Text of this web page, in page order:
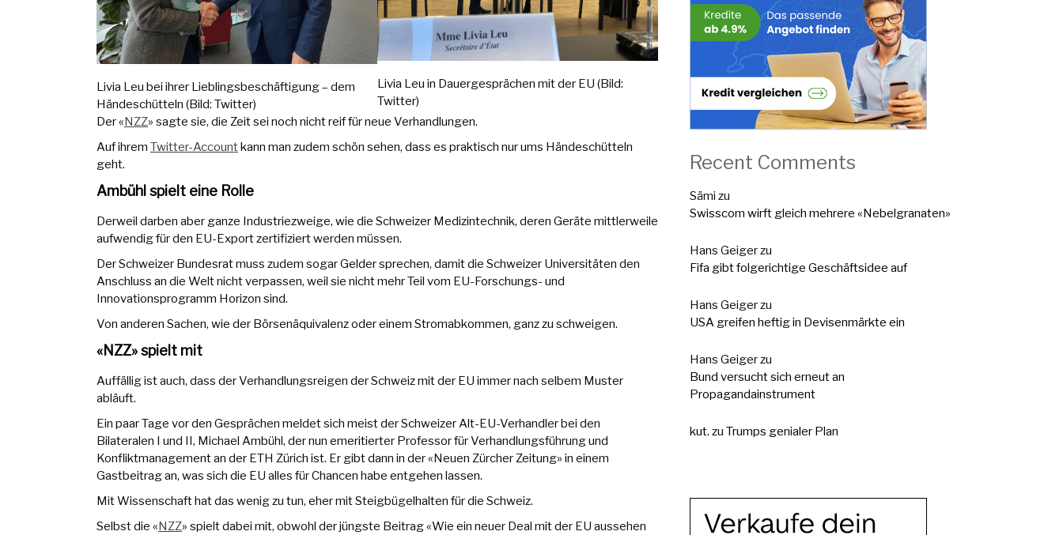
Livia Leu bei ihrer Lieblingsbeschäftigung – dem
Händeschütteln (Bild: Twitter)
Livia Leu in Dauergesprächen mit der EU (Bild:
Twitter)
Der « NZZ» sagte sie, die Zeit sei noch nicht reif für neue Verhandlungen.
Auf ihrem Twitter-Account kann man zudem schön sehen, dass es praktisch nur ums Händeschütteln
geht.
Ambühl spielt eine Rolle
Derweil darben aber ganze Industriezweige, wie die Schweizer Medizintechnik, deren Geräte mittlerweile
aufwendig für den EU-Export zertifiziert werden müssen.
Der Schweizer Bundesrat muss zudem sogar Gelder sprechen, damit die Schweizer Universitäten den
Anschluss an die Welt nicht verpassen, weil sie nicht mehr Teil vom EU-Forschungs- und
Innovationsprogramm Horizon sind.
Von anderen Sachen, wie der Börsenäquivalenz oder einem Stromabkommen, ganz zu schweigen.
«NZZ» spielt mit
Auffällig ist auch, dass der Verhandlungsreigen der Schweiz mit der EU immer nach selbem Muster
abläuft.
Ein paar Tage vor den Gesprächen meldet sich meist der Schweizer Alt-EU-Verhandler bei den
Bilateralen I und II, Michael Ambühl, der nun emeritierter Professor für Verhandlungsführung und
Konfliktmanagement an der ETH Zürich ist. Er gibt dann in der «Neuen Zürcher Zeitung» in einem
Gastbeitrag an, was sich die EU alles für Chancen habe entgehen lassen.
Mit Wissenschaft hat das wenig zu tun, eher mit Steigbügelhalten für die Schweiz.
Selbst die « NZZ» spielt dabei mit, obwohl der jüngste Beitrag «Wie ein neuer Deal mit der EU aussehen
Recent Comments
Sämi zu
Swisscom wirft gleich mehrere «Nebelgranaten»
Hans Geigerzu
Fifa gibt folgerichtige Geschäftsidee auf
Hans Geigerzu
USA greifen heftig in Devisenmärkte ein
Hans Geigerzu
Bund versucht sich erneut an
Propagandainstrument
kut. zu Trumps genialer Plan